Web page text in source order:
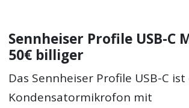
Sennheiser Profile USB-C
50€ billiger
Das Sennheiser Profile USB-C ist
Kondensatormikrofon mit